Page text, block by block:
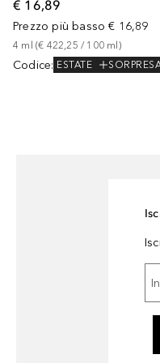
€ 16,89
Prezzo più basso € 16,89
4 ml (€ 422,25 / 100 ml)
Codice: ESTATE